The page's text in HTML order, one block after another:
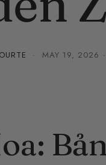
· MAY 19, 2026